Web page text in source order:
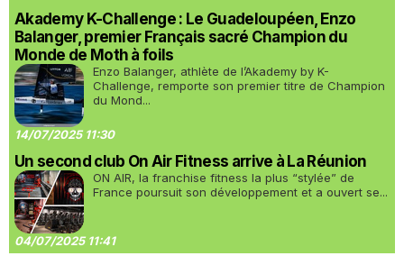
Akademy K-Challenge : Le Guadeloupéen, Enzo
Balanger, premier Français sacré Champion du
Monde de Moth à foils
Enzo Balanger, athlète de l’Akademy by K-
Challenge, remporte son premier titre de Champion
du Mond...
14/07/2025 11:30
Un second club On Air Fitness arrive à La Réunion
ON AIR, la franchise fitness la plus “stylée” de
France poursuit son développement et a ouvert se...
04/07/2025 11:41